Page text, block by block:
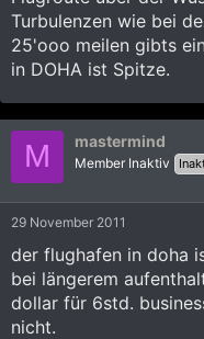
Turbulenzen wie bei
25'ooo meilen gibts
in DOHA ist Spitze.
M mastermind
Member Inaktiv
29 November 2011
der flughafen in doha
bei längerem
dollar für 6std.
nicht.